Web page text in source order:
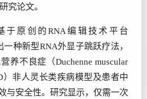
究论文。
于原创的RNA编辑技术平台
一种新型RNA外显子跳跃疗法，
养不良症（Duchenne muscular
）非人灵长类疾病模型及患者中
与安全性。研究显示，仅需一次